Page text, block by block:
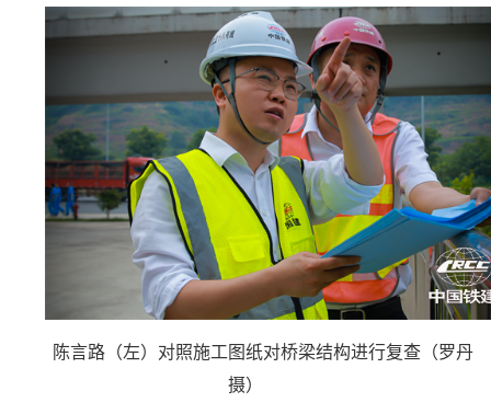
陈言路（左）对照施工图纸对桥梁结构进行复查（罗丹
摄）